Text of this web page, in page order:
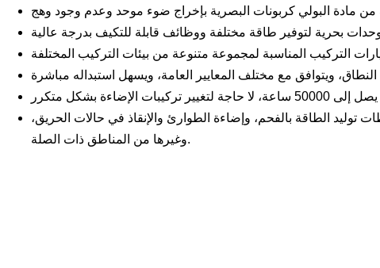
توليد الطاقة بالفحم، وإضاءة الطوارئ والإنقاذ في حالات الحريق،
وغيرها من المناطق ذات الصلة.